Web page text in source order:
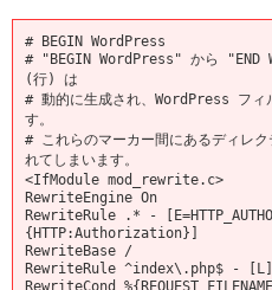
# BEGIN WordPress
# "BEGIN WordPress" から "END
(行) は
# 動的に生成され、WordPress フィ
す。
# これらのマーカー間にあるディレ
れてしまいます。
<IfModule mod_rewrite.c>
RewriteEngine On
RewriteRule .* -
{HTTP:Authorization}]
RewriteBase /
RewriteRule ^index\.php$ - [L]
RewriteCond